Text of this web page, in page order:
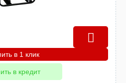
в 1 клик
в кредит